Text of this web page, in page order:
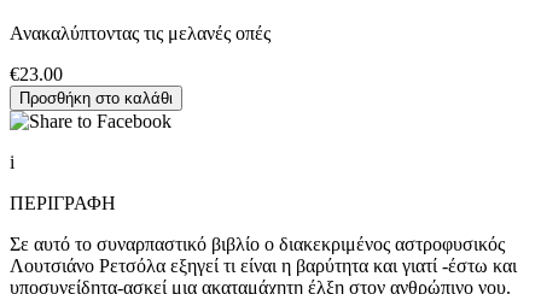
Ανακαλύπτοντας τις μελανές οπές
€23.00
i
ΠΕΡΙΓΡΑΦΗ
Σε αυτό το συναρπαστικό βιβλίο ο διακεκριμένος αστροφυσικός
Λουτσιάνο Ρετσόλα εξηγεί τι είναι η βαρύτητα και γιατί -έστω και
υποσυνείδητα-ασκεί μια ακαταμάχητη έλξη στον ανθρώπινο νου.